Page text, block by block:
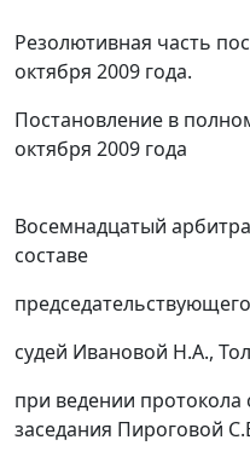
Резолютивная часть
октября 2009 года.
Постановление в
октября 2009 года
Восемнадцатый
составе
судей Ивановой Н.А.,
при ведении протокола
заседания Пироговой